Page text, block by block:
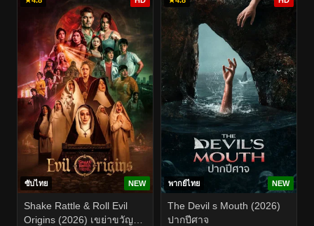
ซับไทย NEW
Shake Rattle & Roll Evil
Origins (2026) เขย่าขวัญ
พากย์ไทย NEW
The Devil s Mouth (2026)
ปากปีศาจ